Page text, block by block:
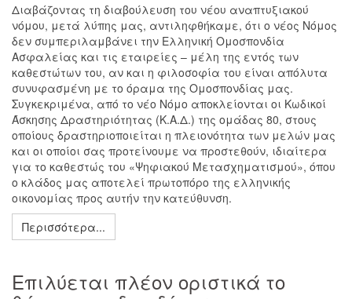
Διαβάζοντας τη διαβούλευση του νέου αναπτυξιακού
νόμου, μετά λύπης μας, αντιληφθήκαμε, ότι ο νέος Νόμος
δεν συμπεριλαμβάνει την Ελληνική Ομοσπονδία
Ασφαλείας και τις εταιρείες – μέλη της εντός των
καθεστώτων του, αν και η φιλοσοφία του είναι απόλυτα
συνυφασμένη με το όραμα της Ομοσπονδίας μας.
Συγκεκριμένα, από το νέο Νόμο αποκλείονται οι Κωδικοί
Άσκησης Δραστηριότητας (Κ.Α.Δ.) της ομάδας 80, στους
οποίους δραστηριοποιείται η πλειονότητα των μελών μας
και οι οποίοι σας προτείνουμε να προστεθούν, ιδιαίτερα
για το καθεστώς του «Ψηφιακού Μετασχηματισμού», όπου
ο κλάδος μας αποτελεί πρωτοπόρο της ελληνικής
οικονομίας προς αυτήν την κατεύθυνση.
Περισσότερα...
Επιλύεται πλέον οριστικά το